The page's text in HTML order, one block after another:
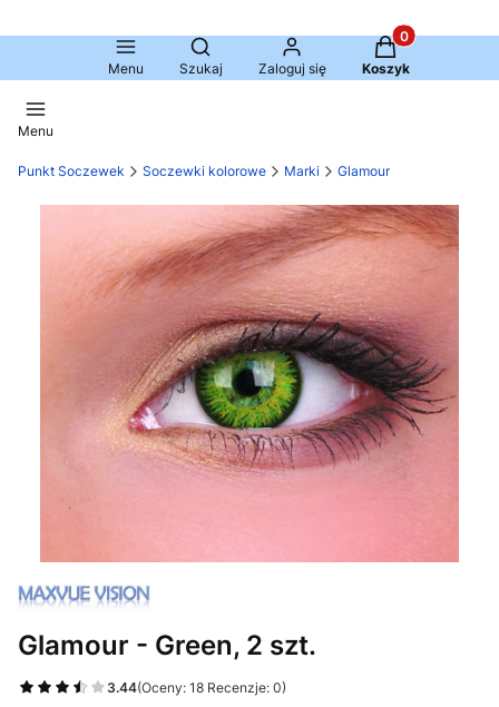
Menu
Otwórz wyszukiwarkę
Szukaj Zaloguj się
Produkty w
Koszyk
Menu
Punkt Soczewek Soczewki kolorowe Marki Glamour
Glamour - Green, 2 szt.
3.44(Oceny: 18 Recenzje: 0)